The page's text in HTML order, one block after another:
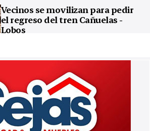
Vecinos se movilizan para pedir
el regreso del tren Cañuelas -
Lobos